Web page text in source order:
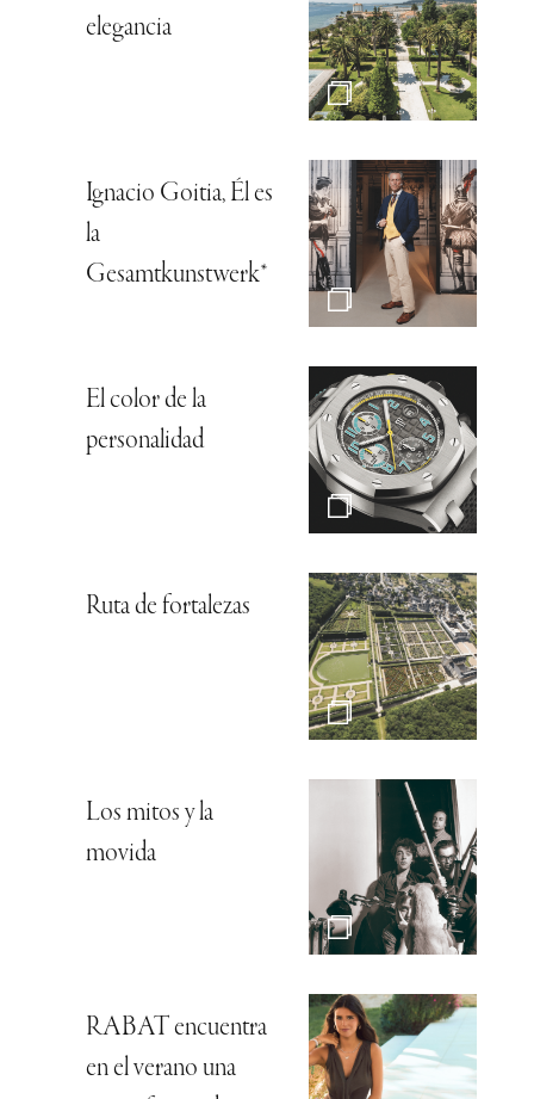
elegancia
Ignacio Goitia, Él es
la
Gesamtkunstwerk*
El color de la
personalidad
Ruta de fortalezas
Los mitos y la
movida
RABAT encuentra
en el verano una